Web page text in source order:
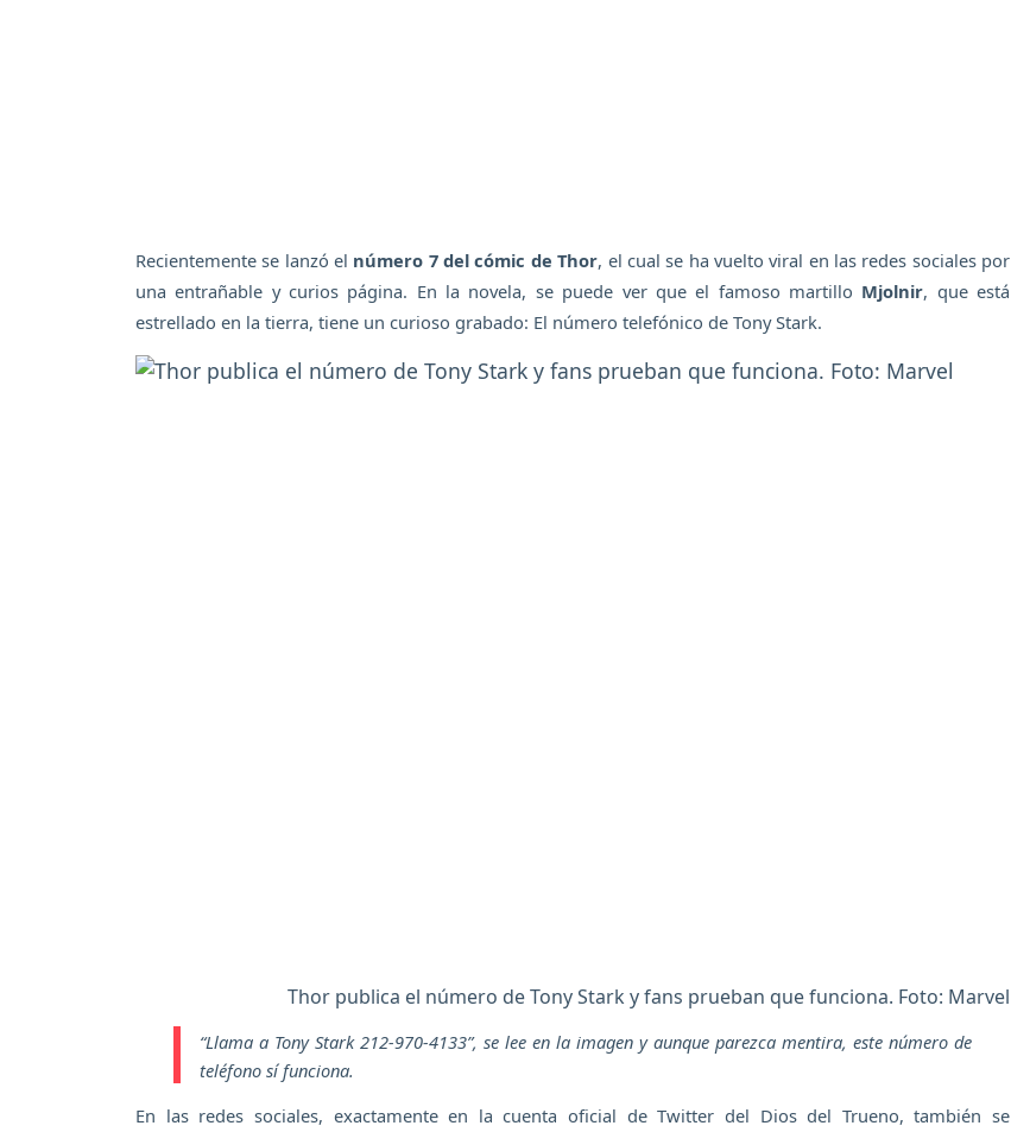
Recientemente se lanzó el número 7 del cómic de Thor, el cual se ha vuelto viral en las redes sociales por
una entrañable y curios página. En la novela, se puede ver que el famoso martillo Mjolnir, que está
estrellado en la tierra, tiene un curioso grabado: El número telefónico de Tony Stark.
Thor publica el número de Tony Stark y fans prueban que funciona. Foto: Marvel
“Llama a Tony Stark 212-970-4133”, se lee en la imagen y aunque parezca mentira, este número de
teléfono sí funciona.
En las redes sociales, exactamente en la cuenta oficial de Twitter del Dios del Trueno, también se